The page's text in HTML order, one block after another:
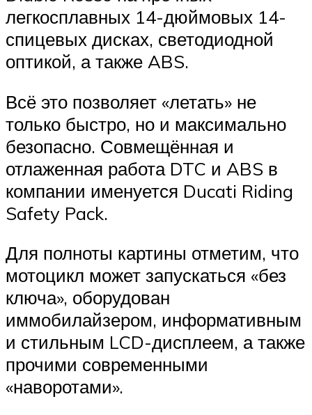
легкосплавных 14-дюймовых 14-
спицевых дисках, светодиодной
оптикой, а также ABS.
Всё это позволяет «летать» не
только быстро, но и максимально
безопасно. Совмещённая и
отлаженная работа DTC и ABS в
компании именуется Ducati Riding
Safety Pack.
Для полноты картины отметим, что
мотоцикл может запускаться «без
ключа», оборудован
иммобилайзером, информативным
и стильным LCD-дисплеем, а также
прочими современными
«наворотами».